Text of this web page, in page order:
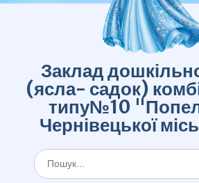
Заклад
(ясла- садок)
типу№10
Чернівецької
Шукати: